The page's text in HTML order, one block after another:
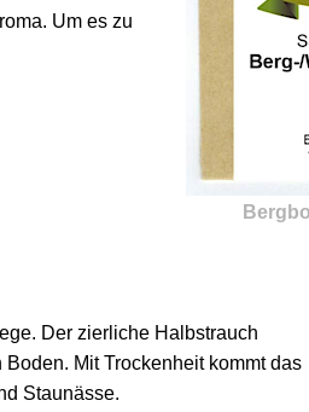
Um es zu
Der zierliche Halbstrauch
Mit Trockenheit kommt das
Staunässe.